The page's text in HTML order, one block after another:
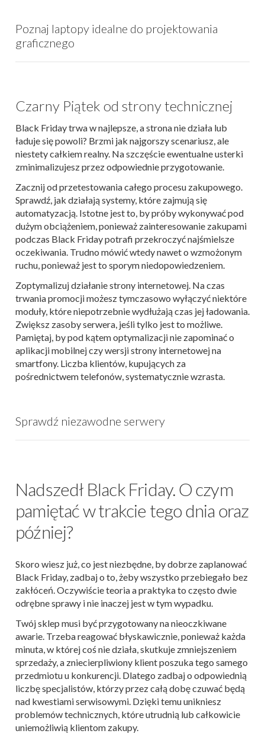
Poznaj laptopy idealne do projektowania
graficznego
Czarny Piątek od strony technicznej
Black Friday trwa w najlepsze, a strona nie działa lub
ładuje się powoli? Brzmi jak najgorszy scenariusz, ale
niestety całkiem realny. Na szczęście ewentualne usterki
zminimalizujesz przez odpowiednie przygotowanie.
Zacznij od przetestowania całego procesu zakupowego.
Sprawdź, jak działają systemy, które zajmują się
automatyzacją. Istotne jest to, by próby wykonywać pod
dużym obciążeniem, ponieważ zainteresowanie zakupami
podczas Black Friday potrafi przekroczyć najśmielsze
oczekiwania. Trudno mówić wtedy nawet o wzmożonym
ruchu, ponieważ jest to sporym niedopowiedzeniem.
Zoptymalizuj działanie strony internetowej. Na czas
trwania promocji możesz tymczasowo wyłączyć niektóre
moduły, które niepotrzebnie wydłużają czas jej ładowania.
Zwiększ zasoby serwera, jeśli tylko jest to możliwe.
Pamiętaj, by pod kątem optymalizacji nie zapominać o
aplikacji mobilnej czy wersji strony internetowej na
smartfony. Liczba klientów, kupujących za
pośrednictwem telefonów, systematycznie wzrasta.
Sprawdź niezawodne serwery
Nadszedł Black Friday. O czym
pamiętać w trakcie tego dnia oraz
później?
Skoro wiesz już, co jest niezbędne, by dobrze zaplanować
Black Friday, zadbaj o to, żeby wszystko przebiegało bez
zakłóceń. Oczywiście teoria a praktyka to często dwie
odrębne sprawy i nie inaczej jest w tym wypadku.
Twój sklep musi być przygotowany na nieoczkiwane
awarie. Trzeba reagować błyskawicznie, ponieważ każda
minuta, w której coś nie działa, skutkuje zmniejszeniem
sprzedaży, a zniecierpliwiony klient poszuka tego samego
przedmiotu u konkurencji. Dlatego zadbaj o odpowiednią
liczbę specjalistów, którzy przez całą dobę czuwać będą
nad kwestiami serwisowymi. Dzięki temu unikniesz
problemów technicznych, które utrudnią lub całkowicie
uniemożliwią klientom zakupy.